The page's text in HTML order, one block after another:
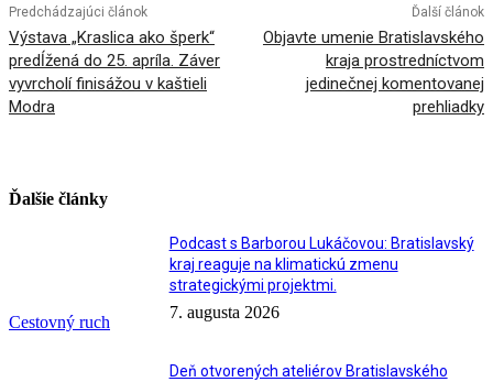
Predchádzajúci článok
Výstava „Kraslica ako šperk“
predĺžená do 25. apríla. Záver
vyvrcholí finisážou v kaštieli
Modra
Ďalší článok
Objavte umenie Bratislavského
kraja prostredníctvom
jedinečnej komentovanej
prehliadky
Ďalšie články
Cestovný ruch
Podcast s Barborou Lukáčovou: Bratislavský
kraj reaguje na klimatickú zmenu
strategickými projektmi.
7. augusta 2026
Deň otvorených ateliérov Bratislavského